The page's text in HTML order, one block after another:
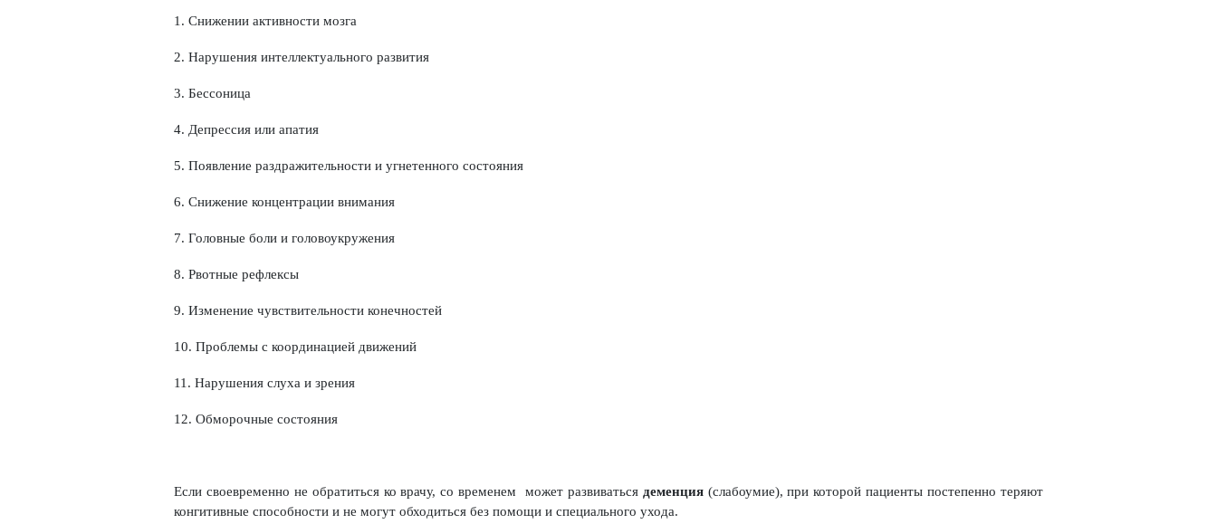
1. Снижении активности мозга
2. Нарушения интеллектуального развития
3. Бессоница
4. Депрессия или апатия
5. Появление раздражительности и угнетенного состояния
6. Снижение концентрации внимания
7. Головные боли и головоукружения
8. Рвотные рефлексы
9. Изменение чувствительности конечностей
10. Проблемы с координацией движений
11. Нарушения слуха и зрения
12. Обморочные состояния
Если своевременно не обратиться ко врачу, со временем может развиваться деменция(слабоумие), при которой пациенты постепенно теряют
конгитивные способности и не могут обходиться без помощи и специального ухода.